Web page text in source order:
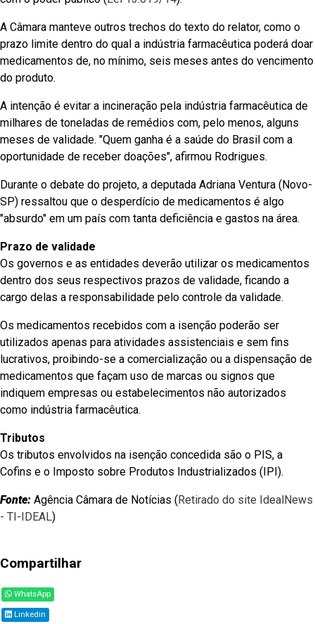
A Câmara manteve outros trechos do texto do relator, como o
prazo limite dentro do qual a indústria farmacêutica poderá doar
medicamentos de, no mínimo, seis meses antes do vencimento
do produto.
A intenção é evitar a incineração pela indústria farmacêutica de
milhares de toneladas de remédios com, pelo menos, alguns
meses de validade. "Quem ganha é a saúde do Brasil com a
oportunidade de receber doações", afirmou Rodrigues.
Durante o debate do projeto, a deputada Adriana Ventura (Novo-
SP) ressaltou que o desperdício de medicamentos é algo
"absurdo" em um país com tanta deficiência e gastos na área.
Prazo de validade
Os governos e as entidades deverão utilizar os medicamentos
dentro dos seus respectivos prazos de validade, ficando a
cargo delas a responsabilidade pelo controle da validade.
Os medicamentos recebidos com a isenção poderão ser
utilizados apenas para atividades assistenciais e sem fins
lucrativos, proibindo-se a comercialização ou a dispensação de
medicamentos que façam uso de marcas ou signos que
indiquem empresas ou estabelecimentos não autorizados
como indústria farmacêutica.
Tributos
Os tributos envolvidos na isenção concedida são o PIS, a
Cofins e o Imposto sobre Produtos Industrializados (IPI).
Fonte: Agência Câmara de Notícias (Retirado do site IdealNews
- TI-IDEAL)
Compartilhar
WhatsApp
Linkedin